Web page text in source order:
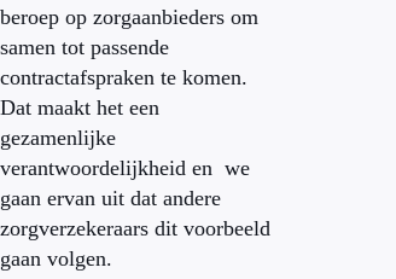
beroep op zorgaanbieders om
samen tot passende
contractafspraken te komen.
Dat maakt het een
gezamenlijke
verantwoordelijkheid en we
gaan ervan uit dat andere
zorgverzekeraars dit voorbeeld
gaan volgen.